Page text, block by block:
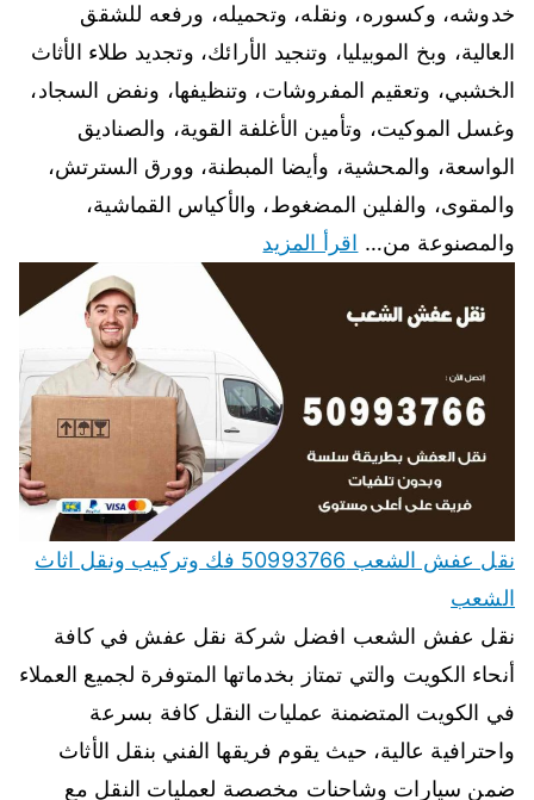
خدوشه، وكسوره، ونقله، وتحميله، ورفعه للشقق
العالية، وبخ الموبيليا، وتنجيد الأرائك، وتجديد طلاء الأثاث
الخشبي، وتعقيم المفروشات، وتنظيفها، ونفض السجاد،
وغسل الموكيت، وتأمين الأغلفة القوية، والصناديق
الواسعة، والمحشية، وأيضا المبطنة، وورق السترتش،
والمقوى، والفلين المضغوط، والأكياس القماشية،
والمصنوعة من… اقرأ المزيد
نقل عفش الشعب 50993766 فك وتركيب ونقل اثاث
الشعب
نقل عفش الشعب افضل شركة نقل عفش في كافة
أنحاء الكويت والتي تمتاز بخدماتها المتوفرة لجميع العملاء
في الكويت المتضمنة عمليات النقل كافة بسرعة
واحترافية عالية، حيث يقوم فريقها الفني بنقل الأثاث
ضمن سيارات وشاحنات مخصصة لعمليات النقل مع